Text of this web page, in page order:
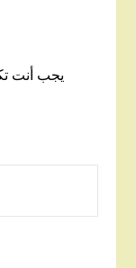
يجب أنت